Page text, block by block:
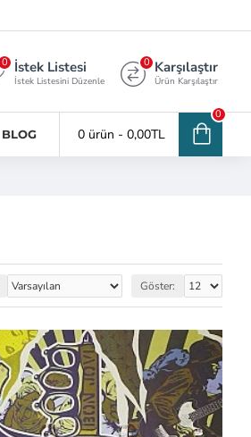
İstek Listesi
İstek Listesini Düzenle
0 Karşılaştır
Ürün Karşılaştır
0
BLOG 0 ürün - 0,00TL
0
Göster: